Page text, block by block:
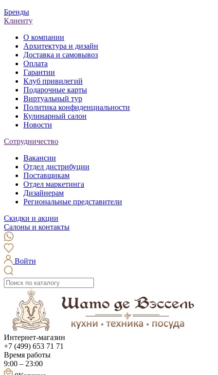
Бренды
Клиенту
О компании
Архитектура и дизайн
Доставка и самовывоз
Оплата
Гарантии
Клуб привилегий
Подарочные карты
Виртуальный тур
Политика конфиденциальности
Кулинарный салон
Новости
Сотрудничество
Вакансии
Отдел дистрибуции
Поставщикам
Отдел маркетинга
Дизайнерам
Региональные представители
Скидки и акции
Салоны и контакты
Войти
Интернет-магазин
+7 (499) 653 71 71
Время работы
9:00 – 23:00